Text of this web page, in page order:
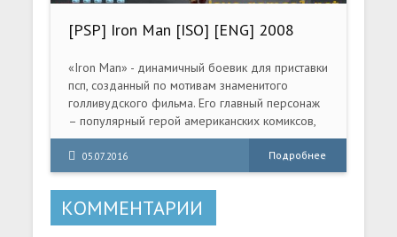
[PSP] Iron Man [ISO] [ENG] 2008
«Iron Man» - динамичный боевик для приставки
псп, созданный по мотивам знаменитого
голливудского фильма. Его главный персонаж
– популярный герой американских комиксов,
способен один выступить против целой армии.
Инженер-изобретатель Тони Старк в
уникальном бронированном снаряжении дает
отпор коварным террористам, готовым ради
своих безумных идей уничтожить всё
человечество. Благодаря невероятным
05.07.2016 Подробнее
КОММЕНТАРИИ